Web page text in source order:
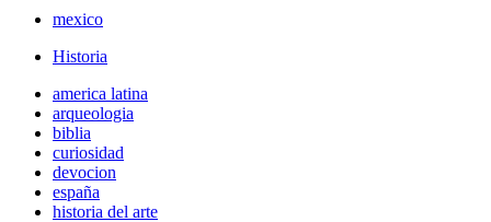
mexico
Historia
america latina
arqueologia
biblia
curiosidad
devocion
españa
historia del arte